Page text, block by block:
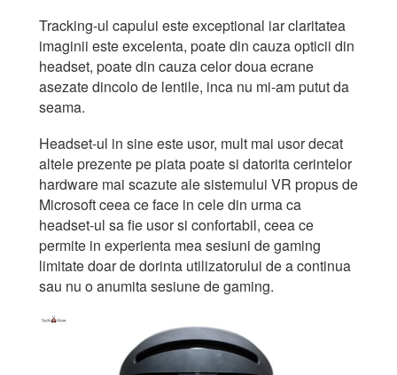
Tracking-ul capului este exceptional iar claritatea
imaginii este excelenta, poate din cauza opticii din
headset, poate din cauza celor doua ecrane
asezate dincolo de lentile, inca nu mi-am putut da
seama.
Headset-ul in sine este usor, mult mai usor decat
altele prezente pe piata poate si datorita cerintelor
hardware mai scazute ale sistemului VR propus de
Microsoft ceea ce face in cele din urma ca
headset-ul sa fie usor si confortabil, ceea ce
permite in experienta mea sesiuni de gaming
limitate doar de dorinta utilizatorului de a continua
sau nu o anumita sesiune de gaming.